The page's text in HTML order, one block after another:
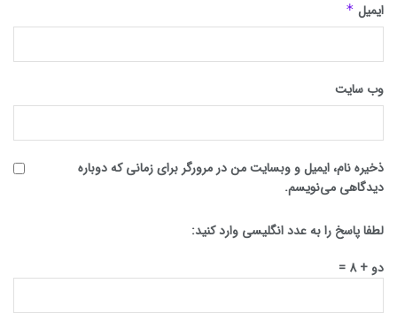
ایمیل *
وب‌ سایت
ذخیره نام، ایمیل و وبسایت من در مرورگر برای زمانی که دوباره
دیدگاهی می‌نویسم.
لطفا پاسخ را به عدد انگلیسی وارد کنید:
دو + 8 =